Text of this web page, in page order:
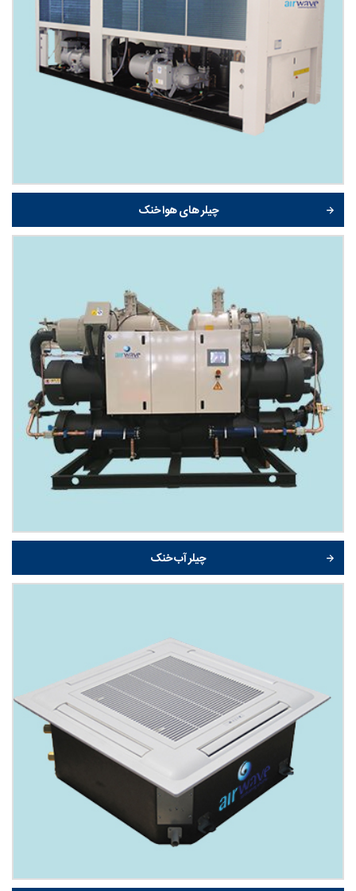
چیلر های هوا خنک
چیلر آب خنک